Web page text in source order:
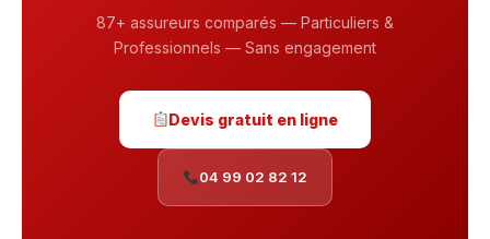
87+ assureurs comparés — Particuliers &
Professionnels — Sans engagement
Devis gratuit en ligne
04 99 02 82 12